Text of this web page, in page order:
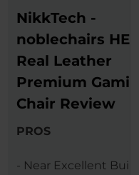
NikkTech -
noblechairs
Real Leather
Premium
Chair Review
PROS
- Near Excellent